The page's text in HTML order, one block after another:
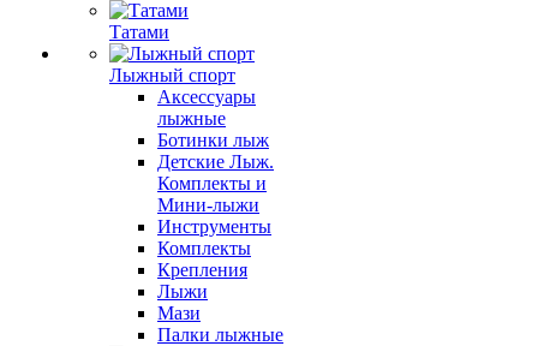
Татами
Лыжный спорт
Аксессуары
лыжные
Ботинки лыж
Детские Лыж.
Комплекты и
Мини-лыжи
Инструменты
Комплекты
Крепления
Лыжи
Мази
Палки лыжные